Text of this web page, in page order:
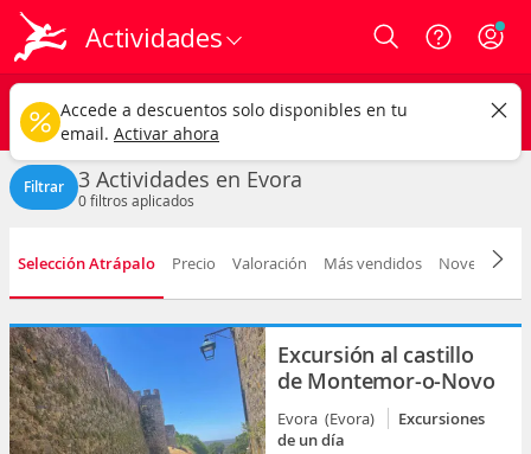
Actividades Login
Evora ciudad
Cualquier tipo Cualquier fecha
CAMBIAR
Filtrar 3 Actividades en Evora
0filtros aplicados
Selección Atrápalo Precio Valoración Más vendidos Novedad
Excursión al castillo
de Montemor-o-Novo
Evora (Evora)
Excursiones
de un día
Accede a descuentos solo disponibles en tu
email. Activar ahora